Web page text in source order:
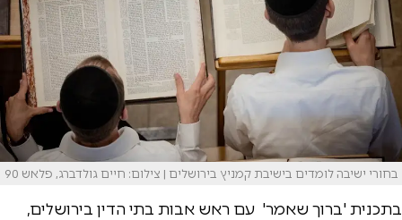
בחורי ישיבה לומדים בישיבת קמניץ בירושלים | צילום: חיים גולדברג, פלאש 90
בתכנית 'ברוך שאמר' עם ראש אבות בתי הדין בירושלים,